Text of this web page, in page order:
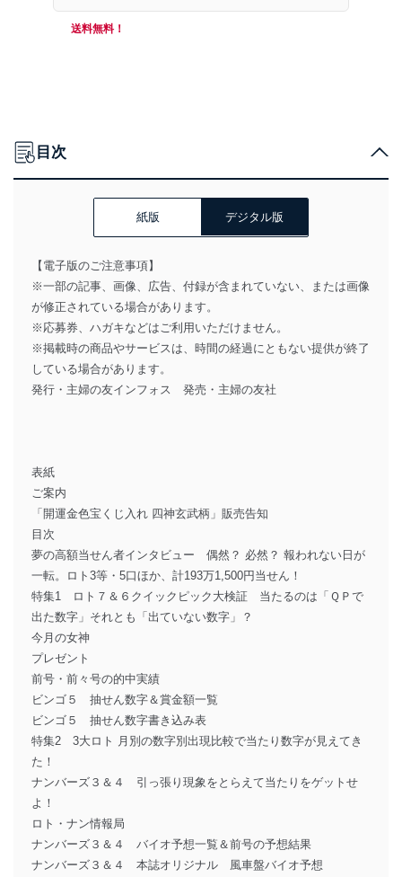
送料無料！
目次
紙版 デジタル版
【電子版のご注意事項】
※一部の記事、画像、広告、付録が含まれていない、または画像
が修正されている場合があります。
※応募券、ハガキなどはご利用いただけません。
※掲載時の商品やサービスは、時間の経過にともない提供が終了
している場合があります。
発行・主婦の友インフォス 発売・主婦の友社
表紙
ご案内
「開運金色宝くじ入れ 四神玄武柄」販売告知
目次
夢の高額当せん者インタビュー 偶然？ 必然？ 報われない日が
一転。ロト3等・5口ほか、計193万1,500円当せん！
特集1 ロト７＆６クイックピック大検証 当たるのは「ＱＰで
出た数字」それとも「出ていない数字」？
今月の女神
プレゼント
前号・前々号の的中実績
ビンゴ５ 抽せん数字＆賞金額一覧
ビンゴ５ 抽せん数字書き込み表
特集2 3大ロト 月別の数字別出現比較で当たり数字が見えてき
た！
ナンバーズ３＆４ 引っ張り現象をとらえて当たりをゲットせ
よ！
ロト・ナン情報局
ナンバーズ３＆４ バイオ予想一覧＆前号の予想結果
ナンバーズ３＆４ 本誌オリジナル 風車盤バイオ予想